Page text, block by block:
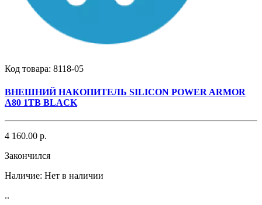
Код товара: 8118-05
ВНЕШНИЙ НАКОПИТЕЛЬ SILICON POWER ARMOR
A80 1TB BLACK
4 160.00 р.
Закончился
Наличие: Нет в наличии
..